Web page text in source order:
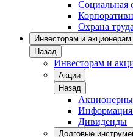
Социальная
Охрана труда
Инвесторам и акционерам
Назад
Инвесторам и
Акции
Назад
Информация
Дивиденды
Долговые